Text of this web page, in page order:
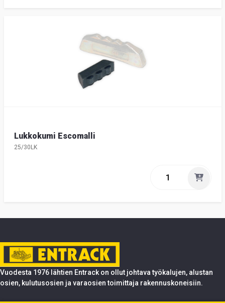
Lukkokumi Escomalli
25/30LK
Vuodesta 1976 lähtien Entrack on ollut johtava työkalujen, alustan
osien, kulutusosien ja varaosien toimittaja rakennuskoneisiin.